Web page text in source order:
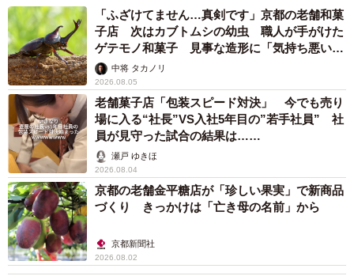
「ふざけてません…真剣です」京都の老舗和菓
子店 次はカブトムシの幼虫 職人が手がけた
ゲテモノ和菓子 見事な造形に「気持ち悪いく
らいリアル」
中将 タカノリ
2026.08.05
老舗菓子店「包装スピード対決」 今でも売り
場に入る“社長”VS入社5年目の”若手社員” 社
員が見守った試合の結果は……
瀬戸 ゆきほ
2026.08.04
京都の老舗金平糖店が「珍しい果実」で新商品
づくり きっかけは「亡き母の名前」から
京都新聞社
2026.08.02